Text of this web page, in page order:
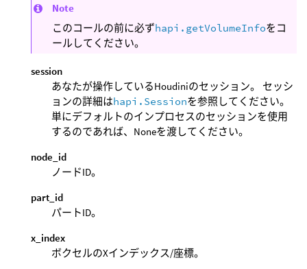
Note
このコールの前に必ずhapi.getVolumeInfoをコ
ールしてください。
session
あなたが操作しているHoudiniのセッション。 セッシ
ョンの詳細はhapi.Sessionを参照してください。
単にデフォルトのインプロセスのセッションを使用
するのであれば、Noneを渡してください。
node_id
ノードID。
part_id
パートID。
x_index
ボクセルのXインデックス/座標。